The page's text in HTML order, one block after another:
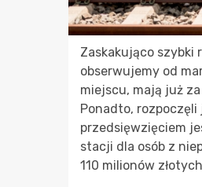
Zaskakująco szybki
obserwujemy od
miejscu, mają już
Ponadto, rozpoczęli
przedsięwzięciem
stacji dla osób z
110 milionów